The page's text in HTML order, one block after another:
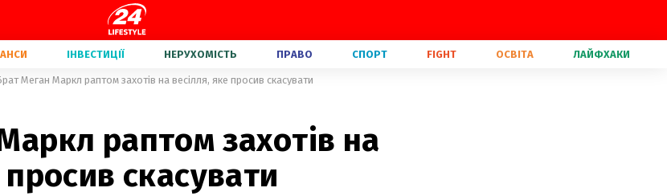
ІНВЕСТИЦІЇ НЕРУХОМІСТЬ ПРАВО СПОРТ FIGHT ОСВІТА ЛАЙФХАКИ
Меган Маркл раптом захотів на весілля, яке просив скасувати
раптом захотів на
скасувати